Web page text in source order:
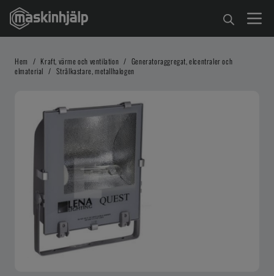
Hem / Kraft, värme och ventilation / Generatoraggregat, elcentraler och
elmaterial / Strålkastare, metallhalogen